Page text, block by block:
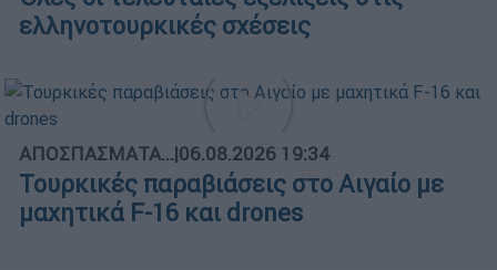
ελληνοτουρκικές σχέσεις
ΑΠΟΣΠΑΣΜΑΤΑ...|06.08.2026 19:34
Τουρκικές παραβιάσεις στο Αιγαίο με
μαχητικά F-16 και drones